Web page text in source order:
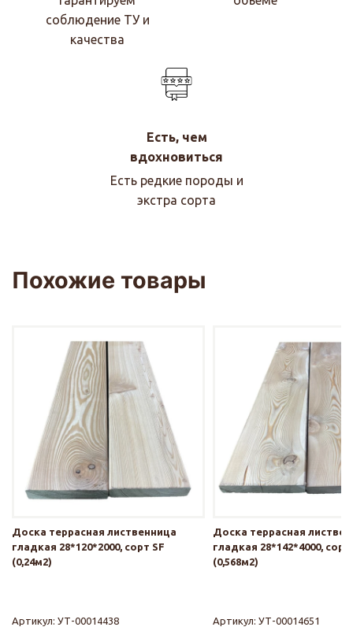
соблюдение ТУ и
качества
Есть, чем
вдохновиться
Есть редкие породы и
экстра сорта
Похожие товары
Доска террасная лиственница
гладкая 28*120*2000, сорт SF
(0,24м2)
Артикул: УТ-00014438
Доска террасная
гладкая 28*142*4000,
(0,568м2)
Артикул: УТ-00014651